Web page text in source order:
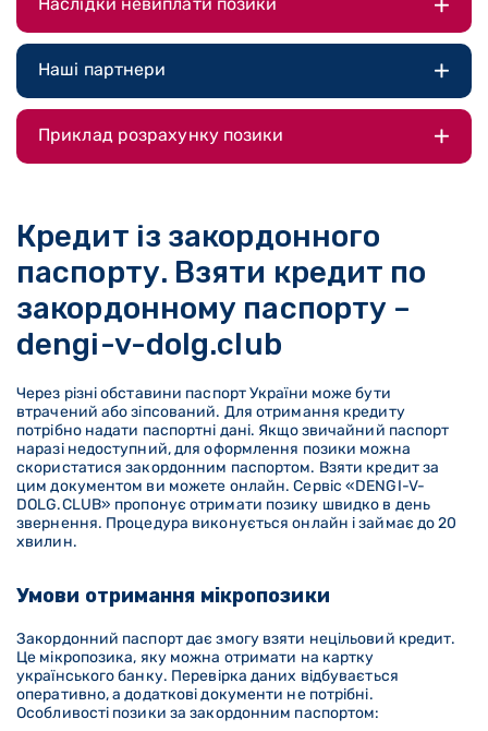
Наші партнери
Приклад розрахунку позики
Кредит із закордонного
паспорту. Взяти кредит по
закордонному паспорту –
dengi-v-dolg.club
Через різні обставини паспорт України може бути
втрачений або зіпсований. Для отримання кредиту
потрібно надати паспортні дані. Якщо звичайний паспорт
наразі недоступний, для оформлення позики можна
скористатися закордонним паспортом. Взяти кредит за
цим документом ви можете онлайн. Сервіс «DENGI-V-
DOLG.CLUB» пропонує отримати позику швидко в день
звернення. Процедура виконується онлайн і займає до 20
хвилин.
Умови отримання мікропозики
Закордонний паспорт дає змогу взяти нецільовий кредит.
Це мікропозика, яку можна отримати на картку
українського банку. Перевірка даних відбувається
оперативно, а додаткові документи не потрібні.
Особливості позики за закордонним паспортом: